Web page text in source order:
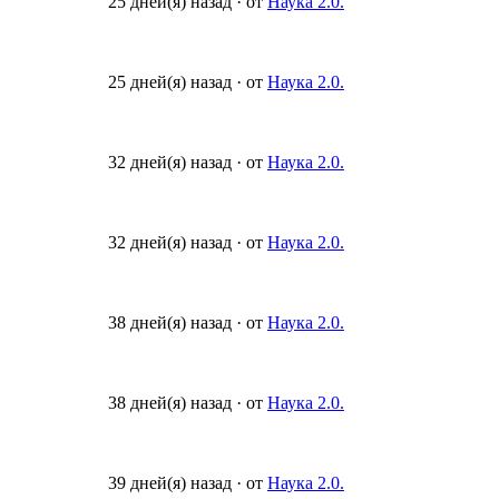
25 дней(я) назад · от Наука 2.0.
32 дней(я) назад · от Наука 2.0.
32 дней(я) назад · от Наука 2.0.
38 дней(я) назад · от Наука 2.0.
38 дней(я) назад · от Наука 2.0.
39 дней(я) назад · от Наука 2.0.